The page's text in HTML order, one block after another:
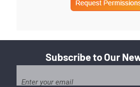
Subscribe to Our